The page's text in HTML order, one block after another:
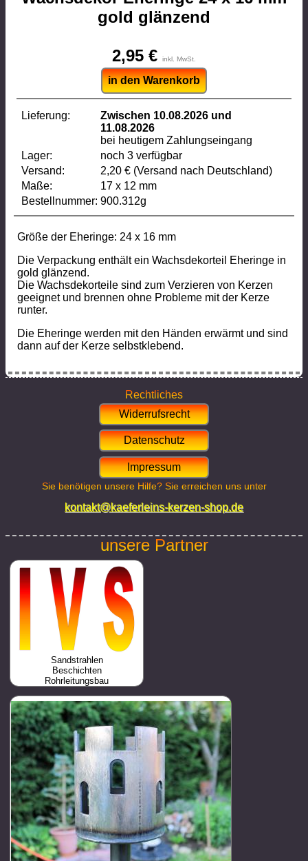
gold glänzend
2,95 € inkl. MwSt.
in den Warenkorb
Lieferung:
Zwischen 10.08.2026 und
11.08.2026
bei heutigem Zahlungseingang
Lager:
noch 3 verfügbar
Versand:
2,20 € (Versand nach Deutschland)
Maße:
17 x 12 mm
Bestellnummer: 900.312g
Größe der Eheringe: 24 x 16 mm
Die Verpackung enthält ein Wachsdekorteil Eheringe in
gold glänzend.
Die Wachsdekorteile sind zum Verzieren von Kerzen
geeignet und brennen ohne Probleme mit der Kerze
runter.
Die Eheringe werden mit den Händen erwärmt und sind
dann auf der Kerze selbstklebend.
Rechtliches
Widerrufsrecht
Datenschutz
Impressum
Sie benötigen unsere Hilfe? Sie erreichen uns unter
kontakt@kaeferleins-kerzen-shop.de
unsere Partner
Sandstrahlen
Beschichten
Rohrleitungsbau